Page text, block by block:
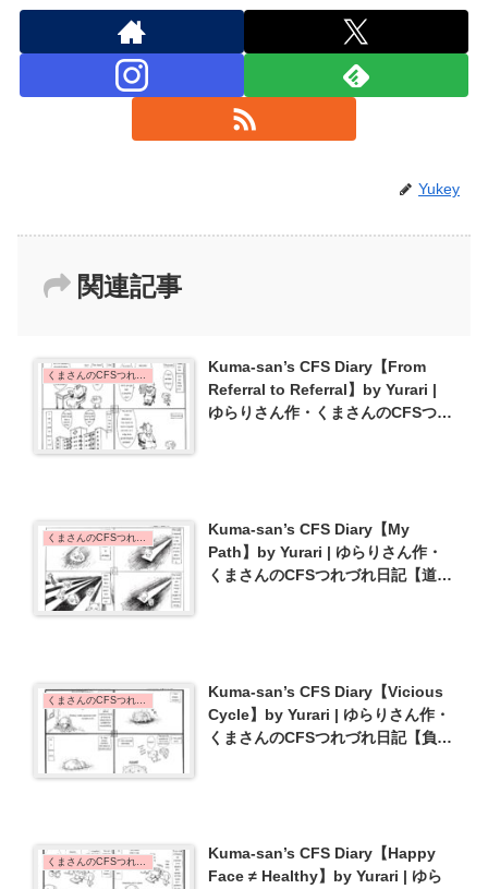
Yukey
関連記事
くまさんのCFSつれづれ日記 | Kuma-san's CFS Diary
Kuma-san’s CFS Diary【From
Referral to Referral】by Yurari |
ゆらりさん作・くまさんのCFSつれ
Kuma-san’s CFS Diary【My
Path】by Yurari | ゆらりさん作・
くまさんのCFSつれづれ日記【道】
Kuma-san’s CFS Diary【Vicious
Cycle】by Yurari | ゆらりさん作・
くまさんのCFSつれづれ日記【負の
くまさんのCFSつれづれ日記 | Kuma-san's CFS Diary
Kuma-san’s CFS Diary【Happy
Face ≠ Healthy】by Yurari | ゆら